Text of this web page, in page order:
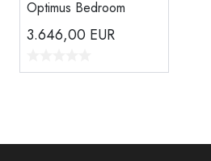
Optimus Bedroom
3.646,00 EUR